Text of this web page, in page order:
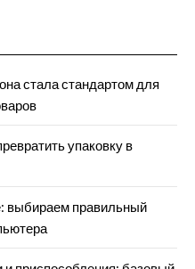
стала стандартом для
упаковку в
выбираем правильный